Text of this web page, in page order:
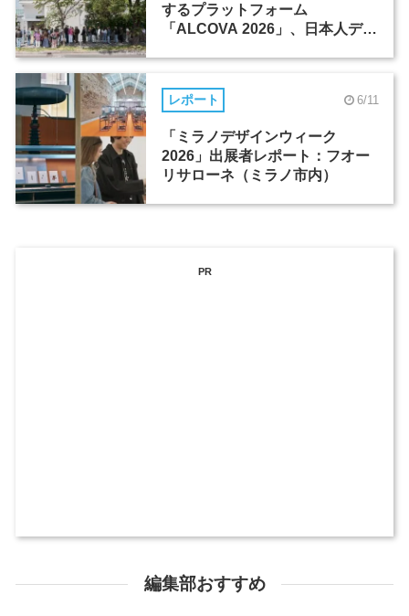
するプラットフォーム
「ALCOVA 2026」、日本人デザ
レポート 6/11
「ミラノデザインウィーク
2026」出展者レポート：フオー
リサローネ（ミラノ市内）
PR
編集部おすすめ